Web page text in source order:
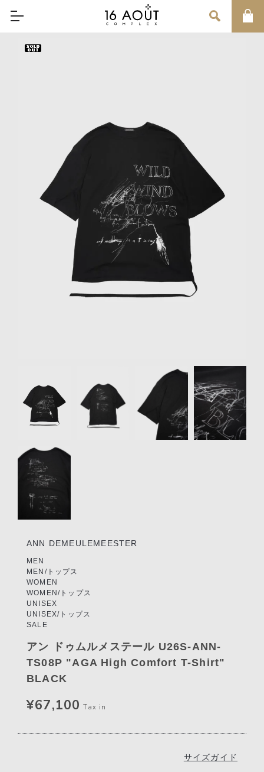
OUR INFORMATION
インフォメーション
アカウントの管理
お支払いについて
表記
Privacy Policy
5
ANN DEMEULEMEESTER
MEN
MEN/トップス
WOMEN
WOMEN/トップス
UNISEX
UNISEX/トップス
SALE
アン ドゥムルメステール U26S-ANN-
TS08P "AGA High Comfort T-Shirt"
BLACK
¥67,100 Tax in
サイズガイド